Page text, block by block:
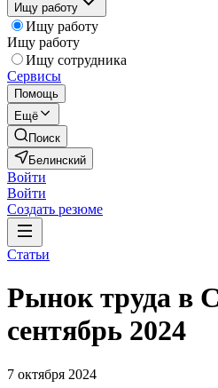
Ищу работу
Ищу работу
Ищу работу
Ищу сотрудника
Сервисы
Помощь
Ещё
Поиск
Белинский
Войти
Войти
Создать резюме
Статьи
Рынок труда в
сентябрь 2024
7 октября 2024